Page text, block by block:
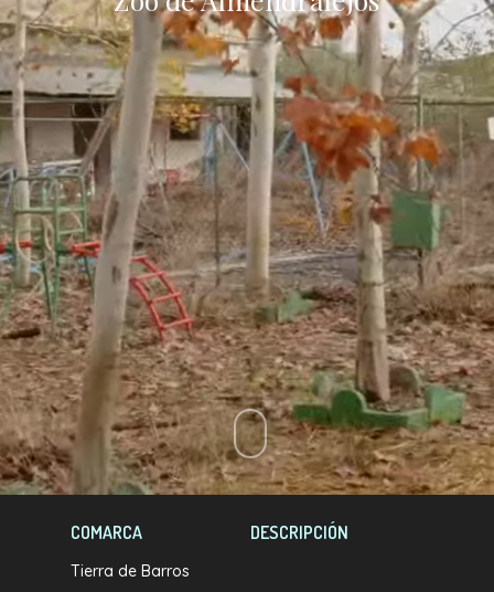
COMARCA
Tierra de Barros
DESCRIPCIÓN